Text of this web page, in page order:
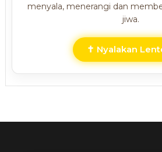
menyala, menerangi dan
jiwa.
✝ Nyalakan